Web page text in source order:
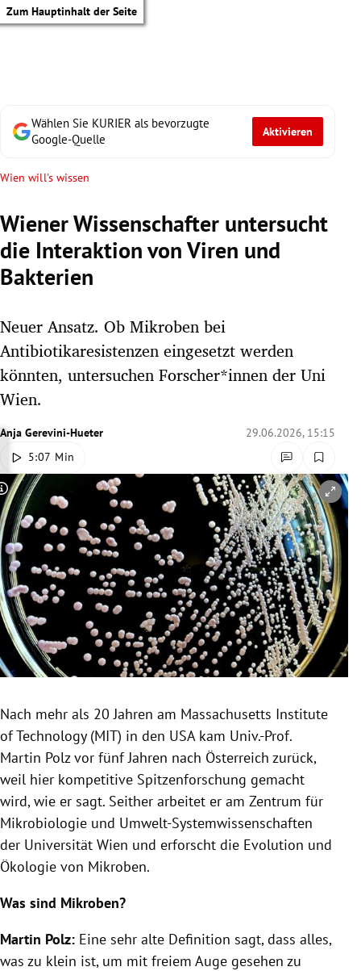
Zum Hauptinhalt der Seite
Untermenü
Untermenü
Untermenü
Untermenü
Untermenü
Untermenü
Untermenü
Wählen Sie KURIER als bevorzugte
Google-Quelle
Aktivieren
Wien will's wissen
Wiener Wissenschafter untersucht
die Interaktion von Viren und
Bakterien
Neuer Ansatz. Ob Mikroben bei
Antibiotikaresistenzen eingesetzt werden
könnten, untersuchen Forscher*innen der Uni
Wien.
Anja Gerevini-Hueter
29.06.2026, 15:15
5:07 Min
Copyright-Hinweis öffnen/schließen
Nach mehr als 20 Jahren am Massachusetts Institute
of Technology (MIT) in den USA kam Univ.-Prof.
Martin Polz vor fünf Jahren nach Österreich zurück,
weil hier kompetitive Spitzenforschung gemacht
wird, wie er sagt. Seither arbeitet er am Zentrum für
Mikrobiologie und Umwelt-Systemwissenschaften
der Universität Wien und erforscht die Evolution und
Ökologie von Mikroben.
Was sind Mikroben?
Martin Polz: Eine sehr alte Definition sagt, dass alles,
was zu klein ist, um mit freiem Auge gesehen zu